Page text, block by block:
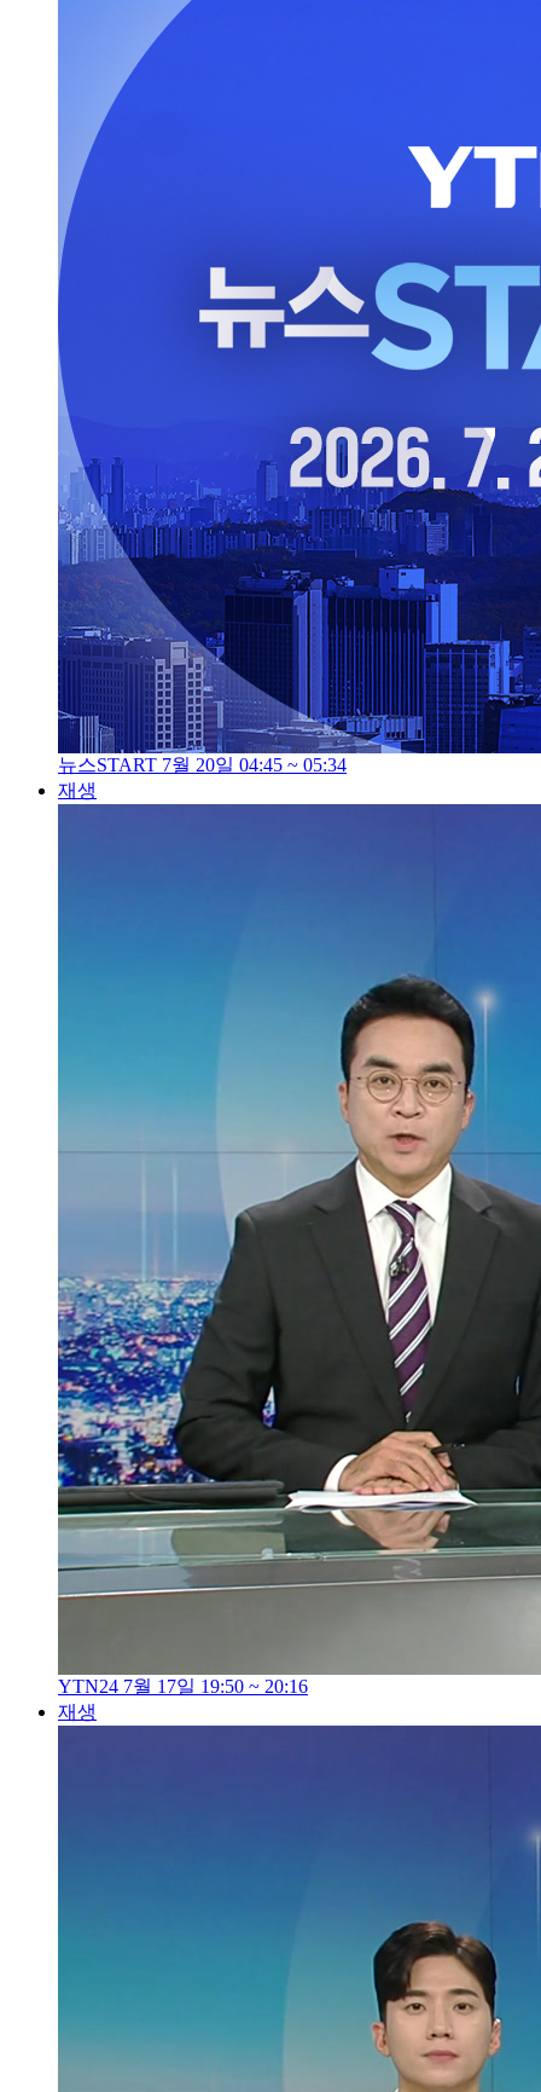
뉴스START 7월 20일 04:45 ~ 05:34
재생
YTN24 7월 17일 19:50 ~ 20:16
재생